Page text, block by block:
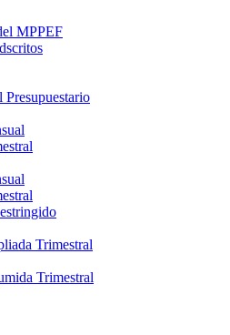
MPPEF
Trimestral
Trimestral